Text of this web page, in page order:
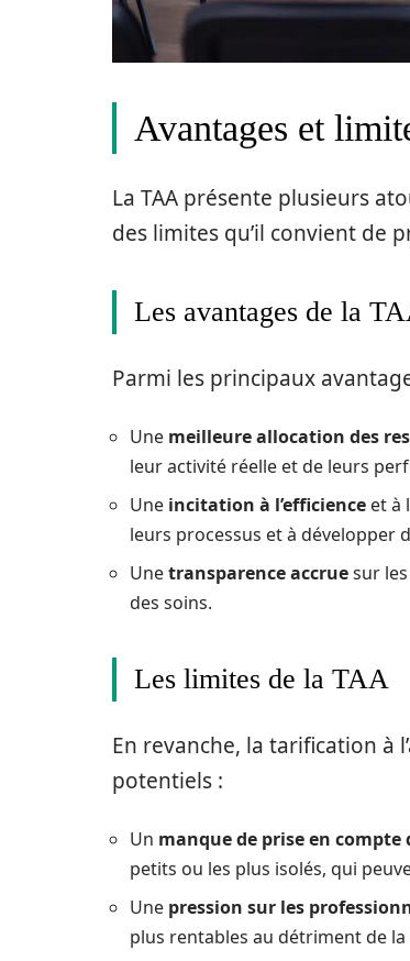
Avantages et
La TAA présente plusieurs
des limites qu’il convient de
Les avantages de la
Parmi les principaux
Une meilleure allocation des
leur activité réelle et de leurs
Une incitation à l’efficience et à
leurs processus et à développer
Unetransparence accruesur
des soins.
Les limites de la TAA
En revanche, la tarification à
potentiels :
Un manque de prise en compte
petits ou les plus isolés, qui
Une pression sur les
plus rentables au détriment de